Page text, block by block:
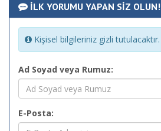
İLK YORUMU YAPAN SİZ OLUN!
Kişisel bilgileriniz gizli tutulacaktır.
Ad Soyad veya Rumuz:
E-Posta: